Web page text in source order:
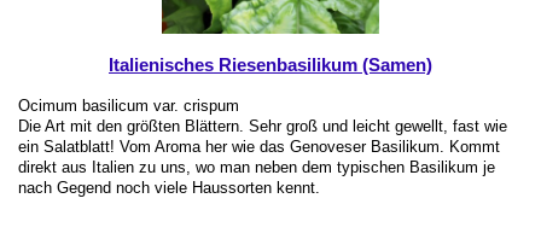
Italienisches Riesenbasilikum (Samen)
Ocimum basilicum var. crispum
Die Art mit den größten Blättern. Sehr groß und leicht gewellt, fast wie
ein Salatblatt! Vom Aroma her wie das Genoveser Basilikum. Kommt
direkt aus Italien zu uns, wo man neben dem typischen Basilikum je
nach Gegend noch viele Haussorten kennt.